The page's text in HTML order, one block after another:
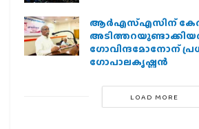
ആര്‍എസ്എസിന്
ഗോവിന്ദമോനോന്
ഗോപാലകൃഷ്ണന്‍
LOAD MORE